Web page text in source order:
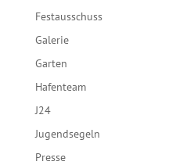
Festausschuss
Galerie
Garten
Hafenteam
J24
Jugendsegeln
Presse